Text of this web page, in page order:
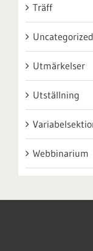
Träff
Uncategorized
Utmärkelser
Utställning
Webbinarium